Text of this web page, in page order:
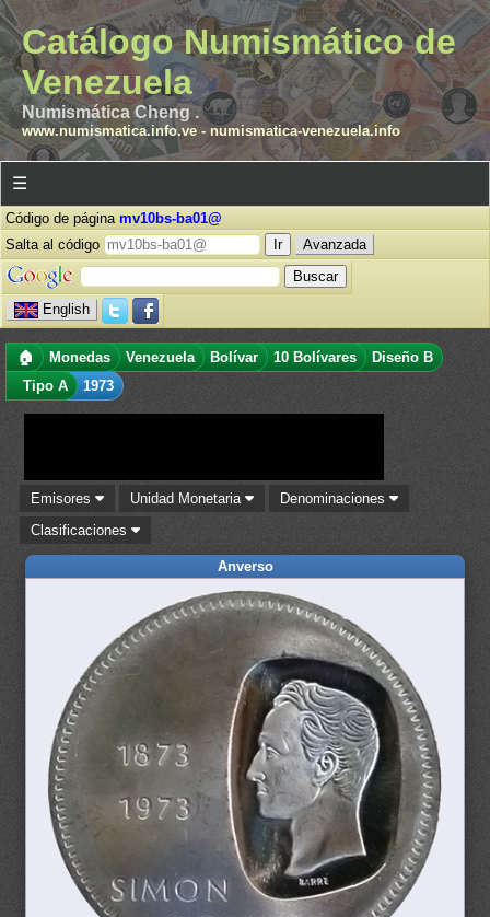
Catálogo Numismático de
Venezuela
Numismática Cheng .
www.numismatica.info.ve- numismatica-venezuela.info
☰
Código de página mv10bs-ba01@
Salta al código
Avanzada
English
🏠 Monedas Venezuela Bolívar 10 Bolívares
Diseño B
Tipo A
1973
Emisores Unidad Monetaria
Denominaciones
Clasificaciones
Anverso